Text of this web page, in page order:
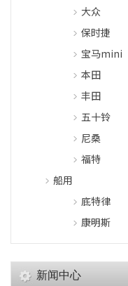
大众
保时捷
宝马mini
本田
丰田
五十铃
尼桑
福特
船用
底特律
康明斯
新闻中心